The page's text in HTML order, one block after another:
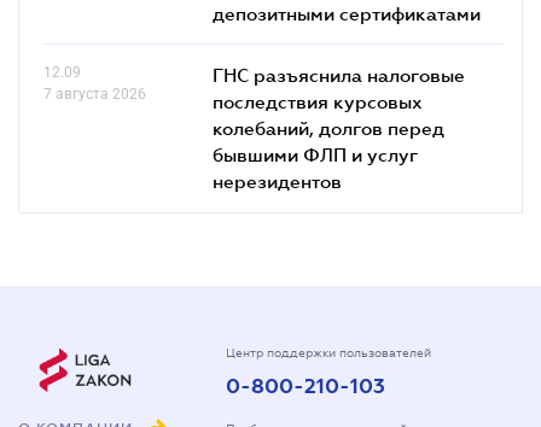
депозитными сертификатами
12.09
7 августа 2026
ГНС разъяснила налоговые
последствия курсовых
колебаний, долгов перед
бывшими ФЛП и услуг
нерезидентов
Центр поддержки пользователей
0-800-210-103